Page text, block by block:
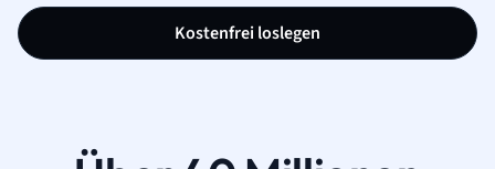
Kostenfrei loslegen